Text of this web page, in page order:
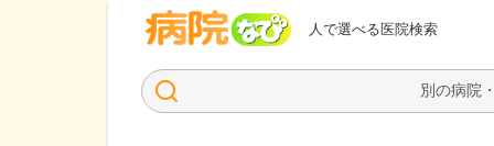
人で選べる医院検索
病院なび